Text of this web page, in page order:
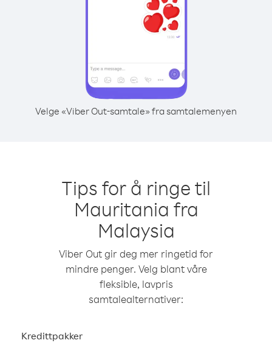
Velge «Viber Out-samtale» fra samtalemenyen
Tips for å ringe til
Mauritania fra
Malaysia
Viber Out gir deg mer ringetid for
mindre penger. Velg blant våre
fleksible, lavpris
samtalealternativer:
Kredittpakker